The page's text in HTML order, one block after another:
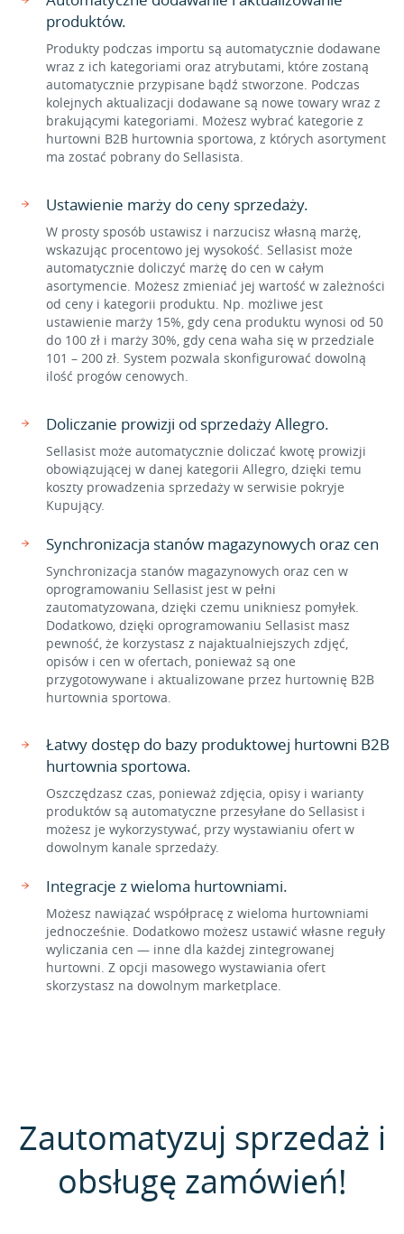
produktów.
Produkty podczas importu są automatycznie dodawane
wraz z ich kategoriami oraz atrybutami, które zostaną
automatycznie przypisane bądź stworzone. Podczas
kolejnych aktualizacji dodawane są nowe towary wraz z
brakującymi kategoriami. Możesz wybrać kategorie z
hurtowni B2B hurtownia sportowa, z których asortyment
ma zostać pobrany do Sellasista.
Ustawienie marży do ceny sprzedaży.
W prosty sposób ustawisz i narzucisz własną marżę,
wskazując procentowo jej wysokość. Sellasist może
automatycznie doliczyć marżę do cen w całym
asortymencie. Możesz zmieniać jej wartość w zależności
od ceny i kategorii produktu. Np. możliwe jest
ustawienie marży 15%, gdy cena produktu wynosi od 50
do 100 zł i marży 30%, gdy cena waha się w przedziale
101 – 200 zł. System pozwala skonfigurować dowolną
ilość progów cenowych.
Doliczanie prowizji od sprzedaży Allegro.
Sellasist może automatycznie doliczać kwotę prowizji
obowiązującej w danej kategorii Allegro, dzięki temu
koszty prowadzenia sprzedaży w serwisie pokryje
Kupujący.
Synchronizacja stanów magazynowych oraz cen
Synchronizacja stanów magazynowych oraz cen w
oprogramowaniu Sellasist jest w pełni
zautomatyzowana, dzięki czemu unikniesz pomyłek.
Dodatkowo, dzięki oprogramowaniu Sellasist masz
pewność, że korzystasz z najaktualniejszych zdjęć,
opisów i cen w ofertach, ponieważ są one
przygotowywane i aktualizowane przez hurtownię B2B
hurtownia sportowa.
Łatwy dostęp do bazy produktowej hurtowni B2B
hurtownia sportowa.
Oszczędzasz czas, ponieważ zdjęcia, opisy i warianty
produktów są automatyczne przesyłane do Sellasist i
możesz je wykorzystywać, przy wystawianiu ofert w
dowolnym kanale sprzedaży.
Integracje z wieloma hurtowniami.
Możesz nawiązać współpracę z wieloma hurtowniami
jednocześnie. Dodatkowo możesz ustawić własne reguły
wyliczania cen — inne dla każdej zintegrowanej
hurtowni. Z opcji masowego wystawiania ofert
skorzystasz na dowolnym marketplace.
Zautomatyzuj sprzedaż i
obsługę zamówień!